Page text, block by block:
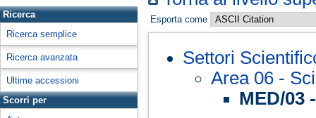
Ricerca
Ricerca semplice
Ricerca avanzata
Ultime accessioni
Scorri per
Esporta come
Settori
Area 06 -
MED/03